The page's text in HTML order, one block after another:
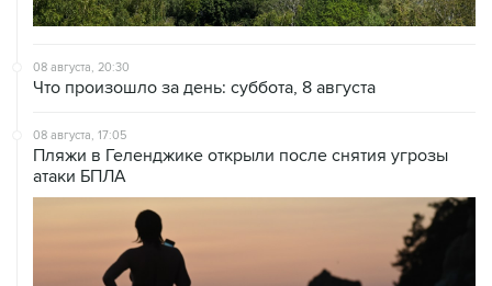
08 августа, 20:30
Что произошло за день: суббота, 8 августа
08 августа, 17:05
Пляжи в Геленджике открыли после снятия угрозы
атаки БПЛА